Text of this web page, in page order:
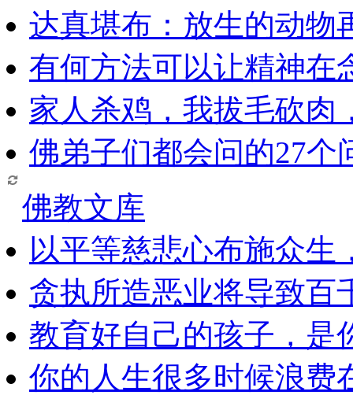
达真堪布：放生的动物
有何方法可以让精神在
家人杀鸡，我拔毛砍肉
佛弟子们都会问的27个
佛教文库
以平等慈悲心布施众生
贪执所造恶业将导致百
教育好自己的孩子，是
你的人生很多时候浪费